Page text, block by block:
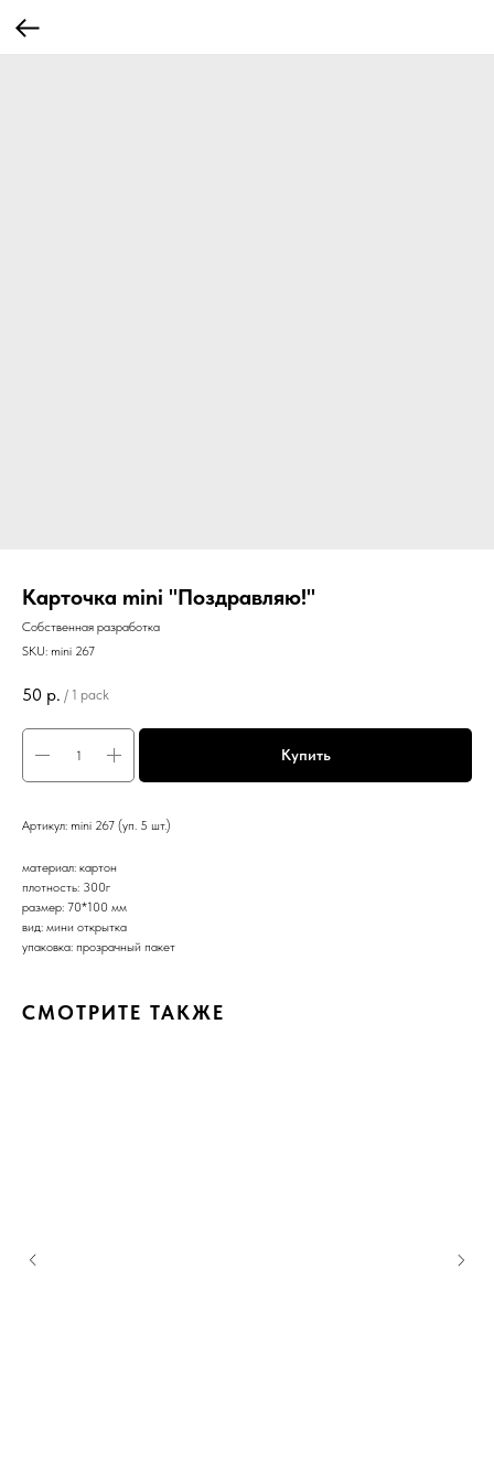
Карточка mini "Поздравляю!"
Собственная разработка
SKU: mini 267
50 р. / 1 pack
Купить
Артикул: mini 267 (уп. 5 шт.)
материал: картон
плотность: 300г
размер: 70*100 мм
вид: мини открытка
упаковка: прозрачный пакет
СМОТРИТЕ ТАКЖЕ